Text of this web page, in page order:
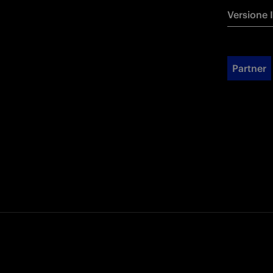
Versione
Partner